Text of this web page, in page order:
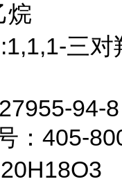
烷
三对
94-8
：405-